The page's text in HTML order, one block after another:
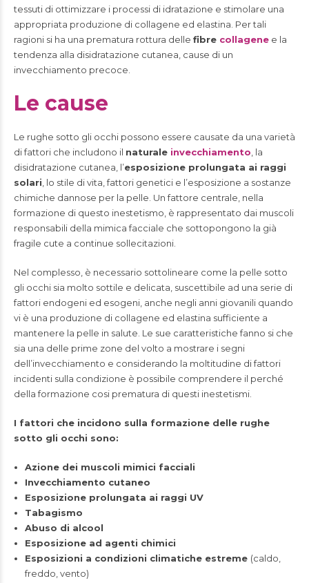
tessuti di ottimizzare i processi di idratazione e stimolare una
appropriata produzione di collagene ed elastina. Per tali
ragioni si ha una prematura rottura delle fibre collagene e la
tendenza alla disidratazione cutanea, cause di un
invecchiamento precoce.
Le cause
Le rughe sotto gli occhi possono essere causate da una varietà
di fattori che includono il naturale invecchiamento , la
disidratazione cutanea, l’esposizione prolungata ai raggi
solari , lo stile di vita, fattori genetici e l’esposizione a sostanze
chimiche dannose per la pelle. Un fattore centrale, nella
formazione di questo inestetismo, è rappresentato dai muscoli
responsabili della mimica facciale che sottopongono la già
fragile cute a continue sollecitazioni.
Nel complesso, è necessario sottolineare come la pelle sotto
gli occhi sia molto sottile e delicata, suscettibile ad una serie di
fattori endogeni ed esogeni, anche negli anni giovanili quando
vi è una produzione di collagene ed elastina sufficiente a
mantenere la pelle in salute. Le sue caratteristiche fanno si che
sia una delle prime zone del volto a mostrare i segni
dell’invecchiamento e considerando la moltitudine di fattori
incidenti sulla condizione è possibile comprendere il perché
della formazione cosi prematura di questi inestetismi.
I fattori che incidono sulla formazione delle rughe
sotto gli occhi sono:
Azione dei muscoli mimici facciali
Invecchiamento cutaneo
Esposizione prolungata ai raggi UV
Tabagismo
Abuso di alcool
Esposizione ad agenti chimici
Esposizioni a condizioni climatiche estreme (caldo,
freddo, vento)